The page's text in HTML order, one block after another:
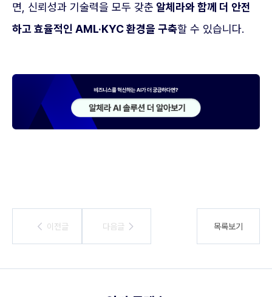
면, 신뢰성과 기술력을 모두 갖춘 알체라와 함께 더 안전
하고 효율적인 AML·KYC 환경을 구축할 수 있습니다.
이전글
이전글 다음글
다음글 목록보기